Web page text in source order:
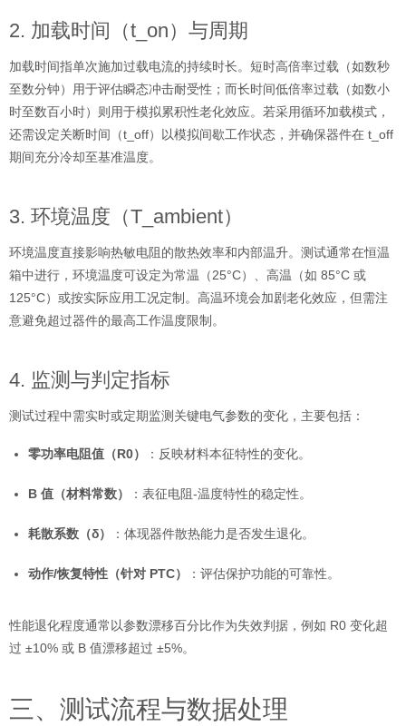
2. 加载时间（t_on）与周期
加载时间指单次施加过载电流的持续时长。短时高倍率过载（如数秒
至数分钟）用于评估瞬态冲击耐受性；而长时间低倍率过载（如数小
时至数百小时）则用于模拟累积性老化效应。若采用循环加载模式，
还需设定关断时间（t_off）以模拟间歇工作状态，并确保器件在 t_off
期间充分冷却至基准温度。
3. 环境温度（T_ambient）
环境温度直接影响热敏电阻的散热效率和内部温升。测试通常在恒温
箱中进行，环境温度可设定为常温（25°C）、高温（如 85°C 或
125°C）或按实际应用工况定制。高温环境会加剧老化效应，但需注
意避免超过器件的最高工作温度限制。
4. 监测与判定指标
测试过程中需实时或定期监测关键电气参数的变化，主要包括：
零功率电阻值（R0） ：反映材料本征特性的变化。
B 值（材料常数） ：表征电阻-温度特性的稳定性。
耗散系数（δ） ：体现器件散热能力是否发生退化。
动作/恢复特性（针对 PTC） ：评估保护功能的可靠性。
性能退化程度通常以参数漂移百分比作为失效判据，例如 R0 变化超
过 ±10% 或 B 值漂移超过 ±5%。
三、测试流程与数据处理